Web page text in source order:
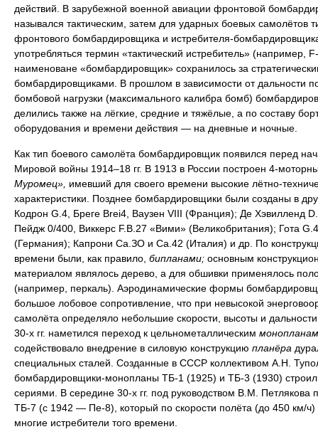
действий. В зарубежной военной авиации фронтовой
назывался тактическим, затем для ударных боевых самолётов
фронтового бомбардировщика и истребителя-
употребляться термин «тактический истребитель» (например,
наименоване «бомбардировщик» сохранилось за
бомбардировщиками. В прошлом в зависимости от дальности
бомбовой нагрузки (максимального калибра бомб)
делились также на лёгкие, средние и тяжёлые, а по составу
оборудования и времени действия — на дневные и ночные.
Как тип боевого самолёта бомбардировщик появился перед
Мировой войны 1914–18 гг. В 1913 в России построен 4-
Муромец», имевший для своего времени высокие лётно-
характеристики. Позднее бомбардировщики были созданы в
Кодрон G.4, Бреге Brei4, Ваузен VIII (Франция); Де Хэвилленд
Пейдж 0/400, Виккерс F.B.27 «Вими» (Великобритания); Гота
(Германия); Капрони Са.ЗО и Са.42 (Италия) и др. По
времени были, как правило, бипланами; основным
материалом являлось дерево, а для обшивки применялось
(например, перкаль). Аэродинамические формы
большое лобовое сопротивление, что при невысокой
самолёта определяло небольшие скорости, высоты и
30-х гг. наметился переход к цельнометаллическим
содействовало внедрение в силовую конструкцию планёра
специальных сталей. Созданные в СССР коллективом А.Н.
бомбардировщики-монопланы ТБ-1 (1925) и ТБ-3 (1930)
сериями. В середине 30-х гг. под руководством В.М. Петлякова
ТБ-7 (с 1942 — Пе-8), который по скорости полёта (до 450 км/ч)
многие истребители того времени.